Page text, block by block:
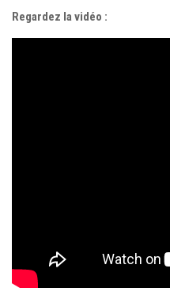
Regardez la vidéo :